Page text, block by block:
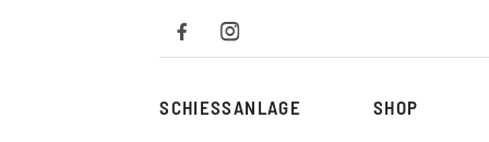
SCHIESSANLAGE SHOP